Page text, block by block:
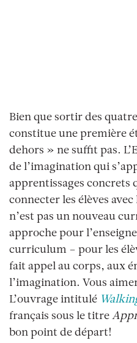
Bien que sortir des
constitue une première
dehors » ne suffit pas.
de l’imagination qui
apprentissages concrets
connecter les élèves
n’est pas un nouveau
approche pour
curriculum – pour les
fait appel au corps, aux
l’imagination. Vous
L’ouvrage intitulé
français sous le titre
bon point de départ!